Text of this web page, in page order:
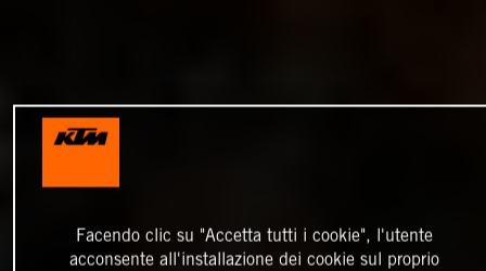
Facendo clic su "Accetta tutti i cookie", l'utente
acconsente all'installazione dei cookie sul proprio